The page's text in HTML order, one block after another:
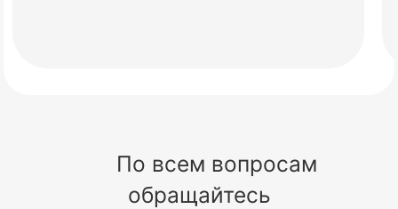
По всем вопросам
обращайтесь